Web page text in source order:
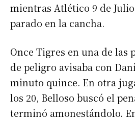
mientras Atlético 9 de
parado en la cancha.
Once Tigres en una de las
de peligro avisaba con
minuto quince. En otra
los 20, Belloso buscó el
terminó amonestándolo.